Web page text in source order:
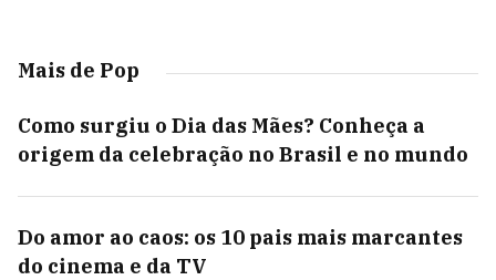
Mais de Pop
Como surgiu o Dia das Mães? Conheça a
origem da celebração no Brasil e no mundo
Do amor ao caos: os 10 pais mais marcantes
do cinema e da TV